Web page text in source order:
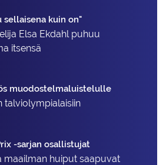
sellaisena kuin on"
Elsa Ekdahl puhuu
itsensä
muodostelmaluistelulle
talviolympialaisiin
-sarjan osallistujat
maailman huiput saapuvat